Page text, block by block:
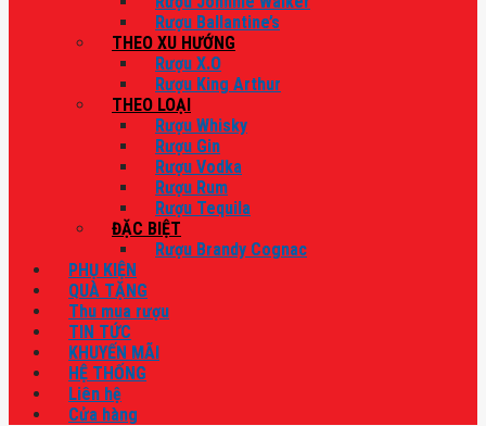
Rượu Ballantine’s
THEO XU HƯỚNG
Rượu X.O
Rượu King Arthur
THEO LOẠI
Rượu Whisky
Rượu Gin
Rượu Vodka
Rượu Rum
Rượu Tequila
ĐẶC BIỆT
Rượu Brandy Cognac
PHỤ KIỆN
QUÀ TẶNG
Thu mua rượu
TIN TỨC
KHUYẾN MÃI
HỆ THỐNG
Liên hệ
Cửa hàng